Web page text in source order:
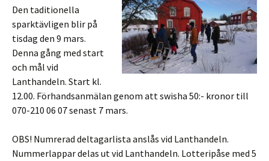
Den taditionella
sparktävligen blir på
tisdag den 9 mars.
Denna gång med start
och mål vid
Lanthandeln. Start kl.
12.00. Förhandsanmälan genom att swisha 50:- kronor till
070-210 06 07 senast 7 mars.
OBS! Numrerad deltagarlista anslås vid Lanthandeln.
Nummerlappar delas ut vid Lanthandeln. Lotteripåse med 5